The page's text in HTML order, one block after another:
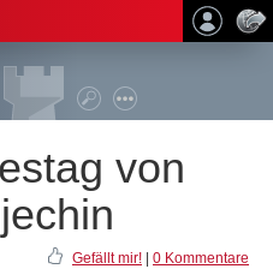
von
Gefällt mir! 0 Kommentare